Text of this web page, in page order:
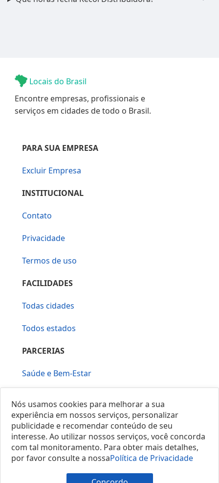
Locais do Brasil
Encontre empresas, profissionais e
serviços em cidades de todo o Brasil.
PARA SUA EMPRESA
Excluir Empresa
INSTITUCIONAL
Contato
Privacidade
Termos de uso
FACILIDADES
Todas cidades
Todos estados
PARCERIAS
Saúde e Bem-Estar
© 2025 Locais do Brasil
Nós usamos cookies para melhorar a sua
experiência em nossos serviços, personalizar
publicidade e recomendar conteúdo de seu
interesse. Ao utilizar nossos serviços, você concorda
com tal monitoramento. Para obter mais detalhes,
por favor consulte a nossaPolítica de Privacidade